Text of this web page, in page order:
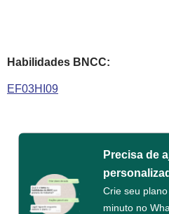
Habilidades BNCC:
EF03HI09
Precisa de
Crie seu
minuto no